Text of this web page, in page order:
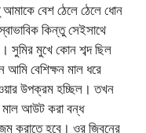
আমাকে বেশ ঠেলে ঠেলে ধোন
কিন্তু সেইসাথে
সুমির মুখে কোন শব্দ ছিল
আমি বেশিক্ষন মাল ধরে
উপক্রম হচ্ছিল। তখন
মাল আউট করা বন্ধ
করাতে হবে। ওর জিবনের